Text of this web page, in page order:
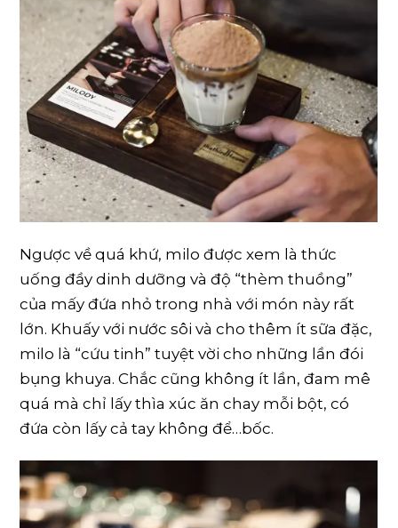
Ngược về quá khứ, milo được xem là thức
uống đầy dinh dưỡng và độ “thèm thuồng”
của mấy đứa nhỏ trong nhà với món này rất
lớn. Khuấy với nước sôi và cho thêm ít sữa đặc,
milo là “cứu tinh” tuyệt vời cho những lần đói
bụng khuya. Chắc cũng không ít lần, đam mê
quá mà chỉ lấy thìa xúc ăn chay mỗi bột, có
đứa còn lấy cả tay không để…bốc.